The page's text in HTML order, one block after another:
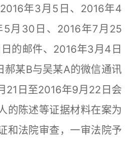
年3月5日、2016年4
5月30日、2016年7月25
的邮件、2016年3月4日
郝某B与吴某A的微信通讯
21日至2016年9月22日会
的陈述等证据材料在案为
和法院审查，一审法院予